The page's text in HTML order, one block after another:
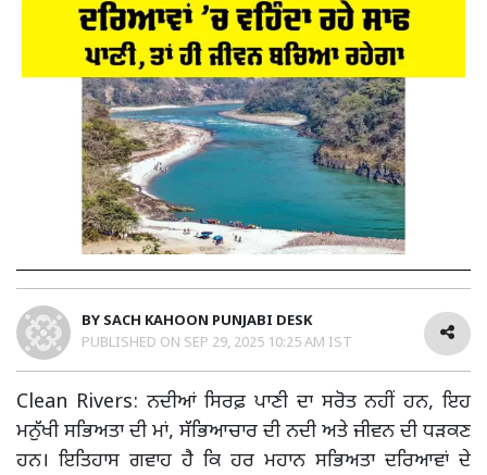
BY SACH KAHOON PUNJABI DESK
PUBLISHED ON SEP 29, 2025 10:25 AM IST
Clean Rivers: ਨਦੀਆਂ ਸਿਰਫ਼ ਪਾਣੀ ਦਾ ਸਰੋਤ ਨਹੀਂ ਹਨ, ਇਹ
ਮਨੁੱਖੀ ਸਭਿਅਤਾ ਦੀ ਮਾਂ, ਸੱਭਿਆਚਾਰ ਦੀ ਨਦੀ ਅਤੇ ਜੀਵਨ ਦੀ ਧੜਕਣ
ਹਨ। ਇਤਿਹਾਸ ਗਵਾਹ ਹੈ ਕਿ ਹਰ ਮਹਾਨ ਸਭਿਅਤਾ ਦਰਿਆਵਾਂ ਦੇ